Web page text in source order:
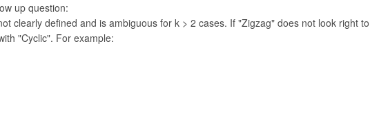
up question:
clearly defined and is ambiguous for k > 2 cases. If "Zigzag" does not look right to
"Cyclic". For example: